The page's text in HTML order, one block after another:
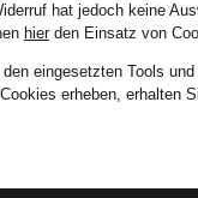
hat jedoch keine
hierden Einsatz von
eingesetzten Tools
erheben, erhalten